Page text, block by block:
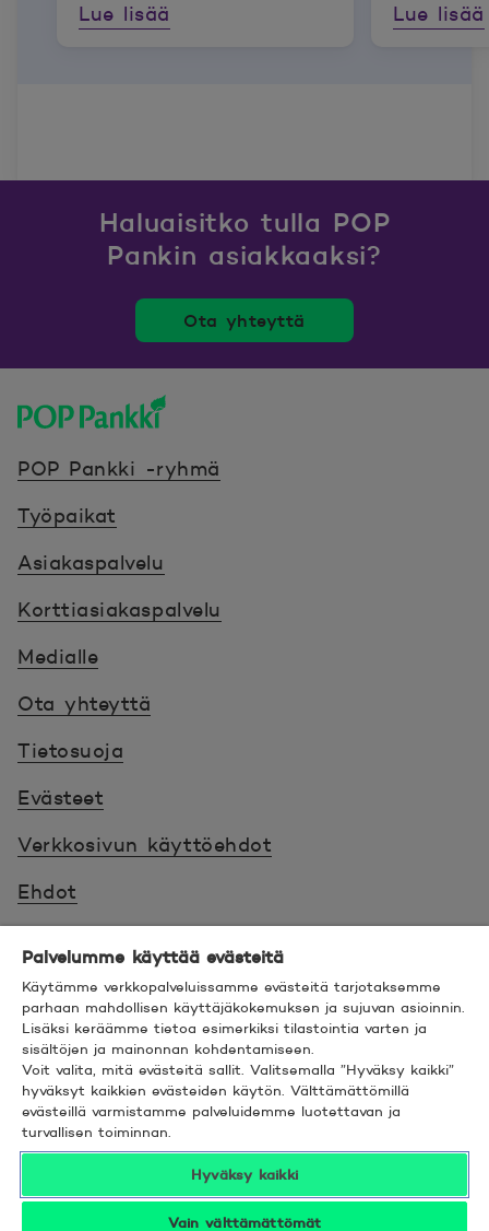
kulutusmahdollisuuksien
Lue lisää
Lue lisää
Haluaisitko tulla POP
Pankin asiakkaaksi?
Ota yhteyttä
POP Pankki -ryhmä
Työpaikat
Asiakaspalvelu
Korttiasiakaspalvelu
Medialle
Ota yhteyttä
Tietosuoja
Evästeet
Verkkosivun käyttöehdot
Ehdot
Saavutettavuus
Hyödyllistä tietää
© 2026 POP Pankki,Hevosenkenkä 3, 02600
ESPOO
Palvelumme käyttää evästeitä
Käytämme verkkopalveluissamme evästeitä tarjotaksemme
parhaan mahdollisen käyttäjäkokemuksen ja sujuvan asioinnin.
Lisäksi keräämme tietoa esimerkiksi tilastointia varten ja
sisältöjen ja mainonnan kohdentamiseen.
Voit valita, mitä evästeitä sallit. Valitsemalla ”Hyväksy kaikki”
hyväksyt kaikkien evästeiden käytön. Välttämättömillä
evästeillä varmistamme palveluidemme luotettavan ja
turvallisen toiminnan.
Hyväksy kaikki
Vain välttämättömät